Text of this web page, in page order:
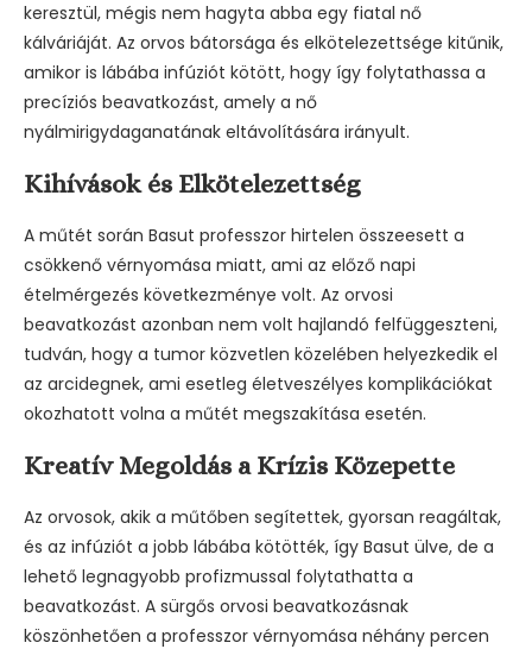
keresztül, mégis nem hagyta abba egy fiatal nő
kálváriáját. Az orvos bátorsága és elkötelezettsége kitűnik,
amikor is lábába infúziót kötött, hogy így folytathassa a
precíziós beavatkozást, amely a nő
nyálmirigydaganatának eltávolítására irányult.
Kihívások és Elkötelezettség
A műtét során Basut professzor hirtelen összeesett a
csökkenő vérnyomása miatt, ami az előző napi
ételmérgezés következménye volt. Az orvosi
beavatkozást azonban nem volt hajlandó felfüggeszteni,
tudván, hogy a tumor közvetlen közelében helyezkedik el
az arcidegnek, ami esetleg életveszélyes komplikációkat
okozhatott volna a műtét megszakítása esetén.
Kreatív Megoldás a Krízis Közepette
Az orvosok, akik a műtőben segítettek, gyorsan reagáltak,
és az infúziót a jobb lábába kötötték, így Basut ülve, de a
lehető legnagyobb profizmussal folytathatta a
beavatkozást. A sürgős orvosi beavatkozásnak
köszönhetően a professzor vérnyomása néhány percen